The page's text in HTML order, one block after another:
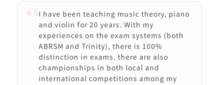
I have been teaching music theory, piano
and violin for 20 years. With my
experiences on the exam systems (both
ABRSM and Trinity), there is 100%
distinction in exams. there are also
championships in both local and
international competitions among my